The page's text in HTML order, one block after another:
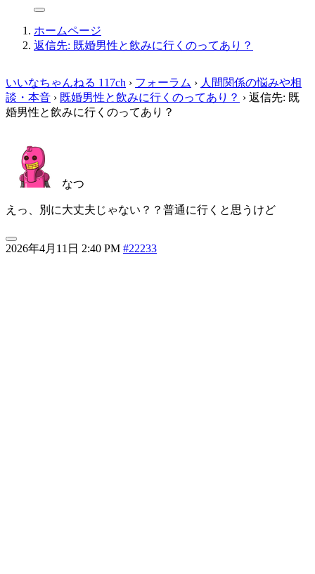
ホームページ
返信先: 既婚男性と飲みに行くのってあり？
いいなちゃんねる 117ch › フォーラム › 人間関係の悩みや相
談・本音 › 既婚男性と飲みに行くのってあり？ › 返信先: 既
婚男性と飲みに行くのってあり？
2026年4月11日 2:40 PM #22233
なつ
えっ、別に大丈夫じゃない？？普通に行くと思うけど